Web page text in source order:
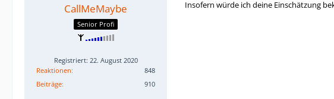
CallMeMaybe
Senior Profi
Registriert: 22. August 2020
Reaktionen
848
Beiträge
910
Insofern würde ich deine Einschätzung